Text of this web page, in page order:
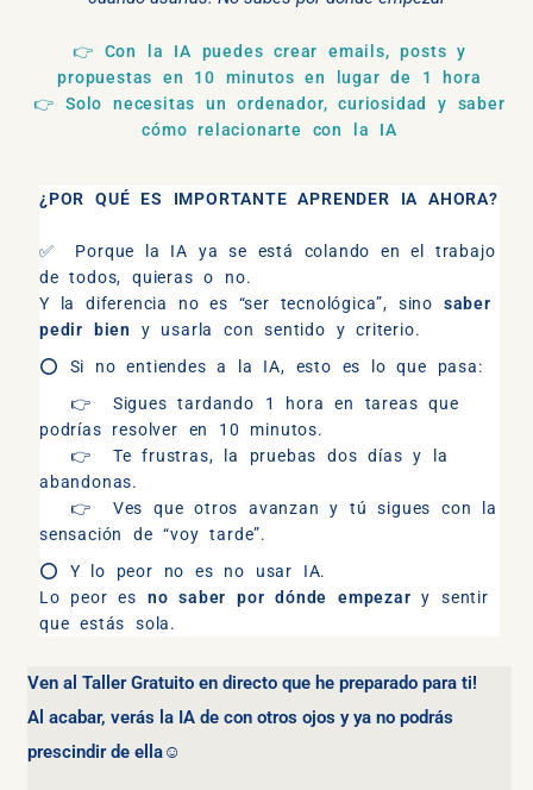
👉 Con la IA puedes crear emails, posts y
propuestas en 10 minutos en lugar de 1 hora
👉 Solo necesitas un ordenador, curiosidad y saber
cómo relacionarte con la IA
¿POR QUÉ ES IMPORTANTE APRENDER IA AHORA?
✅ Porque la IA ya se está colando en el trabajo
de todos, quieras o no.
Y la diferencia no es “ser tecnológica”, sino saber
pedir bien
y usarla con sentido y criterio.
⭕ Si no entiendes a la IA, esto es lo que pasa:
👉 Sigues tardando 1 hora en tareas que
podrías resolver en 10 minutos.
👉 Te frustras, la pruebas dos días y la
abandonas.
👉 Ves que otros avanzan y tú sigues con la
sensación de “voy tarde”.
⭕ Y lo peor no es no usar IA.
Lo peor es no saber por dónde empezar y sentir
que estás sola.
Ven al Taller Gratuito en directo que he preparado para ti!
Al acabar, verás la IA de con otros ojos y ya no podrás
prescindir de ella☺️